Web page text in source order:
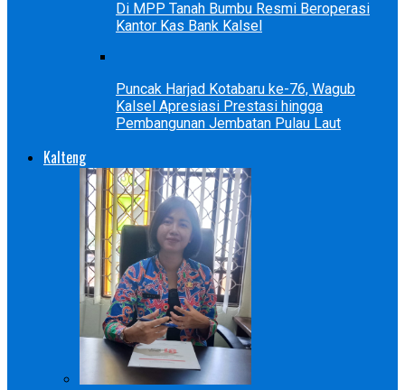
Di MPP Tanah Bumbu Resmi Beroperasi
Kantor Kas Bank Kalsel
Puncak Harjad Kotabaru ke-76, Wagub
Kalsel Apresiasi Prestasi hingga
Pembangunan Jembatan Pulau Laut
Kalteng